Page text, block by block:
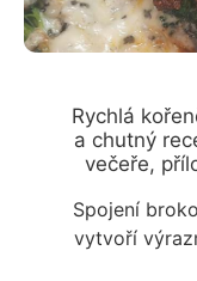
Rychlá
a chutný
večeře,
Spojení
vytvoří